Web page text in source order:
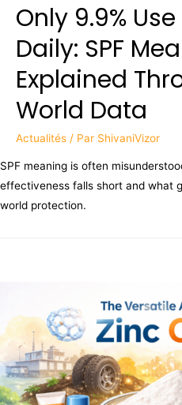
Only 9.9%
Daily: SPF
Explained
World Data
Actualités / Par ShivaniVizor
SPF meaning is often
effectiveness falls short and what
world protection.